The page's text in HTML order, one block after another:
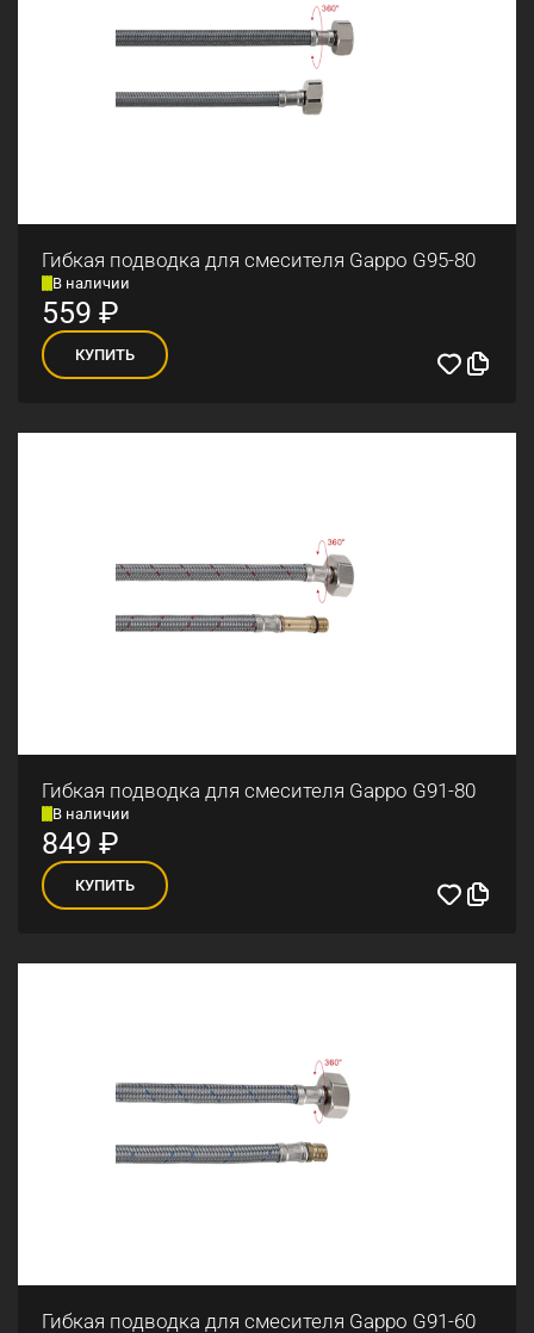
Гибкая подводка для смесителя Gappo G95-80
В наличии
559 ₽
КУПИТЬ
Гибкая подводка для смесителя Gappo G91-80
В наличии
849 ₽
КУПИТЬ
Гибкая подводка для смесителя Gappo G91-60